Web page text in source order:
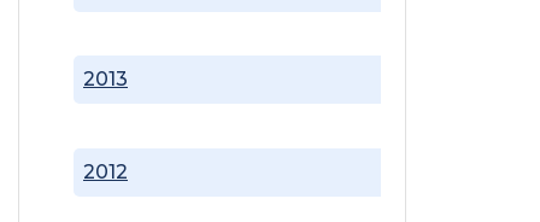
2012
2013